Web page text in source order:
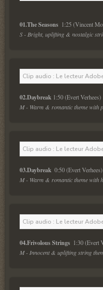
01.The Seasons
S - Bright, uplifting & nostalgic
Clip audio : Le lecteur
02.Daybreak
1:50 (Evert Verhees)
M - Warm & romantic theme with
Clip audio : Le lecteur
03.Daybreak
0:50 (Evert Verhees)
M - Warm & romantic theme with
Clip audio : Le lecteur
04.Frivolous Strings
M - Innocent & uplifting string